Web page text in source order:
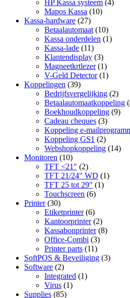
HP Kassa systeem (4)
Mapos Kassa (10)
Kassa-hardware (27)
Betaalautomaat (10)
Kassa onderdelen (1)
Kassa-lade (11)
Klantendisplay (3)
Magneetkrtlezer (1)
V-Geld Detector (1)
Koppelingen (39)
Bedrijfsvergelijking (2)
Betaalautomaatkoppeling
Boekhoudkoppeling (9)
Cadeau cheques (3)
Koppeling e-
Koppeling GS1 (2)
Webshopkoppeling (14)
Monitoren (10)
TFT <21" (2)
TFT 21/24" WD (1)
TFT 25 tot 29" (1)
Touchscreen (6)
Printer (30)
Etiketprinter (6)
Kantoorprinter (2)
Kassabonprinter (8)
Office-Combi (3)
Printer parts (11)
SoftPOS & Beveiliging (3)
Software (2)
Integrated (1)
Virus (1)
Supplies (85)